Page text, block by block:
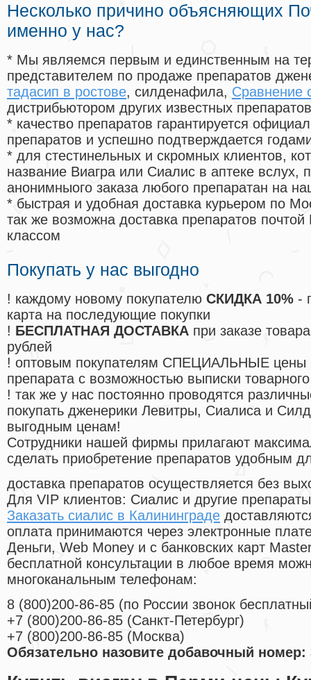
Несколько причино объясняющих
именно у нас?
* Мы являемся первым и единственным на
представителем по продаже препаратов
тадасип в ростове, силденафила, Сравнение
дистрибьютором других известных препаратов
* качество препаратов гарантируется
препаратов и успешно подтверждается
* для стестинельных и скромных клиентов,
название Виагра или Сиалис в аптеке вслух,
анонимныого заказа любого препаратан на
* быстрая и удобная доставка курьером по
так же возможна доставка препаратов
классом
Покупать у нас выгодно
! каждому новому покупателю СКИДКА 10% -
карта на последующие покупки
! БЕСПЛАТНАЯ ДОСТАВКА при заказе
рублей
! оптовым покупателям СПЕЦИАЛЬНЫЕ цены
препарата с возможностью выписки
! так же у нас постоянно проводятся
покупать дженерики Левитры, Сиалиса и
выгодным ценам!
Cотрудники нашей фирмы прилагают
сделать приобретение препаратов удобным
доставка препаратов осуществляется без
Для VIP клиентов: Сиалис и другие
Заказать сиалис в Калининграде
оплата принимаются через электронные
Деньги, Web Money и с банковских карт
бесплатной консультации в любое время
многоканальным телефонам:
8 (800)200-86-85 (по России звонок
+7 (800)200-86-85 (Санкт-Петербург)
+7 (800)200-86-85 (Москва)
Обязательно назовите добавочный номер: